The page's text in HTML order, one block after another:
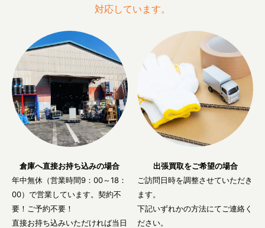
対応しています。
倉庫へ直接お持ち込みの場合
年中無休（営業時間9：00～18：
00）で営業しています。契約不
要！ご予約不要！
直接お持ち込みいただければ当日
出張買取をご希望の場合
ご訪問日時を調整させていただき
ます。
下記いずれかの方法にてご連絡く
ださい。